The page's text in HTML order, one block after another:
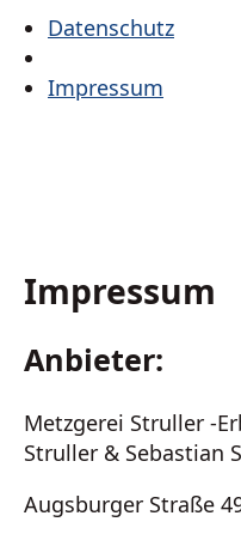
Datenschutz
Impressum
Impressum
Anbieter:
Metzgerei Struller -
Struller & Sebastian
Augsburger Straße